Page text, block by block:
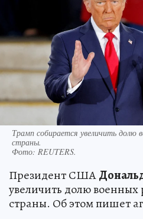
Трамп собирается увеличить долю
страны.
Фото: REUTERS.
Президент США
увеличить долю военных
страны. Об этом пишет